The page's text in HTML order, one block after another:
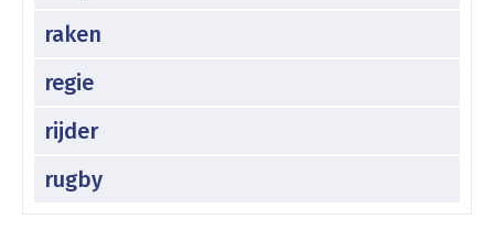
raken
regie
rijder
rugby